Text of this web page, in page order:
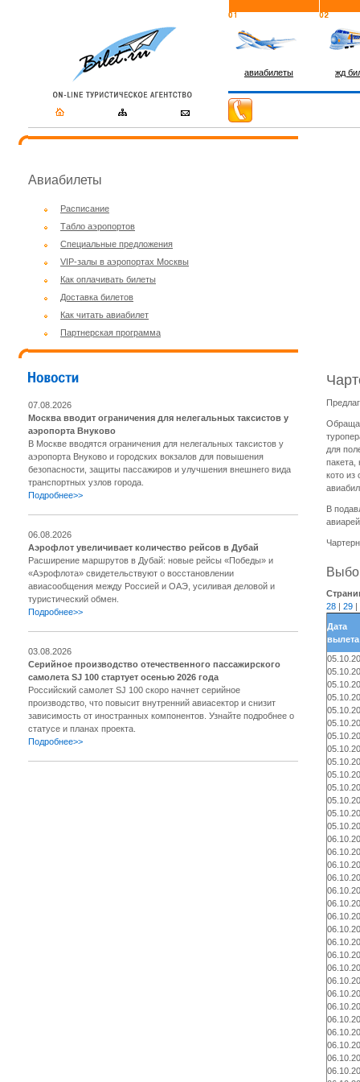
авиабилеты жд
Авиабилеты
Расписание
Табло аэропортов
Специальные предложения
VIP-залы в аэропортах Москвы
Как оплачивать билеты
Доставка билетов
Как читать авиабилет
Партнерская программа
07.08.2026
Москва вводит ограничения для нелегальных таксистов у
аэропорта Внуково
В Москве вводятся ограничения для нелегальных таксистов у
аэропорта Внуково и городских вокзалов для повышения
безопасности, защиты пассажиров и улучшения внешнего вида
транспортных узлов города.
Подробнее>>
06.08.2026
Аэрофлот увеличивает количество рейсов в Дубай
Расширение маршрутов в Дубай: новые рейсы «Победы» и
«Аэрофлота» свидетельствуют о восстановлении
авиасообщения между Россией и ОАЭ, усиливая деловой и
туристический обмен.
Подробнее>>
03.08.2026
Серийное производство отечественного пассажирского
самолета SJ 100 стартует осенью 2026 года
Российский самолет SJ 100 скоро начнет серийное
производство, что повысит внутренний авиасектор и снизит
зависимость от иностранных компонентов. Узнайте подробнее о
статусе и планах проекта.
Подробнее>>
для
пакета,
кото из
В
28 | 29 |
Дата
вылета